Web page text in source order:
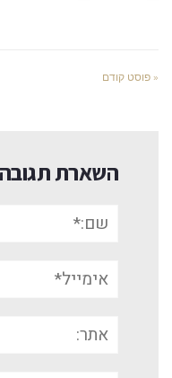
« פוסט קודם
השארת תגובה
אימייל*